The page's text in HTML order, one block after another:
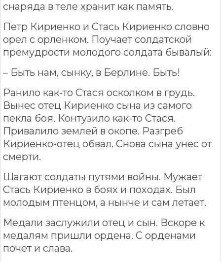
снаряда в теле хранит как память.
Петр Кириенко и Стась Кириенко словно
орел с орленком. Поучает солдатской
премудрости молодого солдата бывалый:
– Быть нам, сынку, в Берлине. Быть!
Ранило как-то Стася осколком в грудь.
Вынес отец Кириенко сына из самого
пекла боя. Контузило как-то Стася.
Привалило землей в окопе. Разгреб
Кириенко-отец обвал. Снова сына унес от
смерти.
Шагают солдаты путями войны. Мужает
Стась Кириенко в боях и походах. Был
молодым птенцом, а нынче и сам летает.
Медали заслужили отец и сын. Вскоре к
медалям пришли ордена. С орденами
почет и слава.